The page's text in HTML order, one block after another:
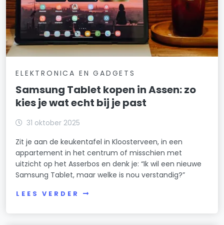
ELEKTRONICA EN GADGETS
Samsung Tablet kopen in Assen: zo
kies je wat echt bij je past
31 oktober 2025
Zit je aan de keukentafel in Kloosterveen, in een
appartement in het centrum of misschien met
uitzicht op het Asserbos en denk je: “Ik wil een nieuwe
Samsung Tablet, maar welke is nou verstandig?”
LEES VERDER